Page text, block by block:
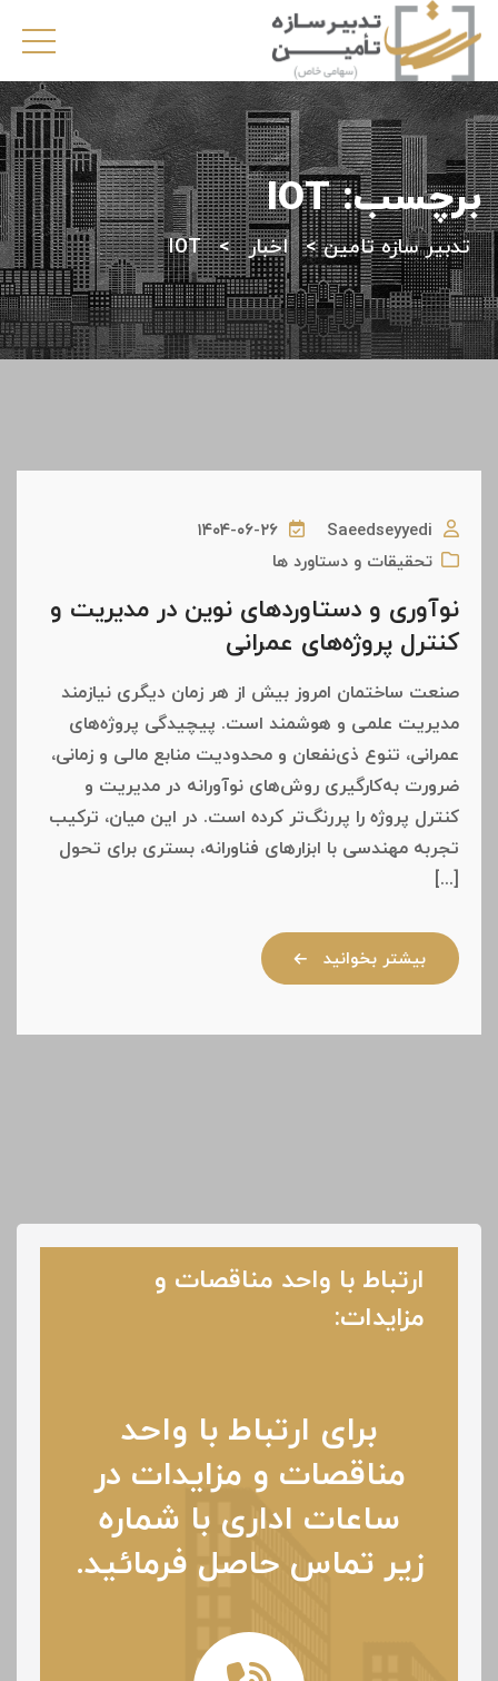
برچسب:IOT
تدبیر سازه تامین> اخبار >
IOT
Saeedseyyedi
۱۴۰۴-۰۶-۲۶
تحقیقات و دستاورد ها
نوآوری و دستاوردهای نوین در مدیریت و
کنترل پروژه‌های عمرانی
صنعت ساختمان امروز بیش از هر زمان دیگری نیازمند
مدیریت علمی و هوشمند است. پیچیدگی پروژه‌های
عمرانی، تنوع ذی‌نفعان و محدودیت منابع مالی و زمانی،
ضرورت به‌کارگیری روش‌های نوآورانه در مدیریت و
کنترل پروژه را پررنگ‌تر کرده است. در این میان، ترکیب
تجربه مهندسی با ابزارهای فناورانه، بستری برای تحول
[...]
بیشتر بخوانید
ارتباط با واحد مناقصات و
مزایدات:
برای ارتباط با واحد
مناقصات و مزایدات در
ساعات اداری با شماره
زیر تماس حاصل فرمائید.